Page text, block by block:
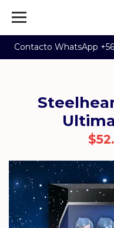
Contacto WhatsApp